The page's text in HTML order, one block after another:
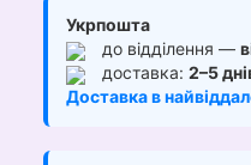
Укрпошта
до відділення —
доставка: 2–5
Доставка в